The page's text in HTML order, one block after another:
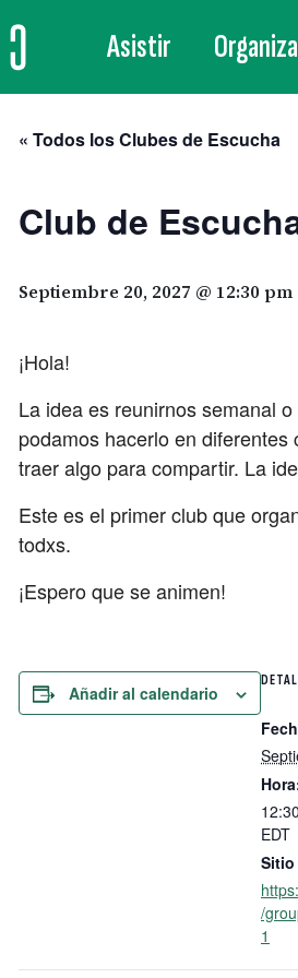
Asistir
« Todos los Clubes de Escucha
Club de
Septiembre 20, 2027 @ 12:30 pm
¡Hola!
La idea es reunirnos semanal
podamos hacerlo en
traer algo para compartir. La
Este es el primer club que
todxs.
¡Espero que se animen!
Añadir al calendario
EDT
Sitio
/
1